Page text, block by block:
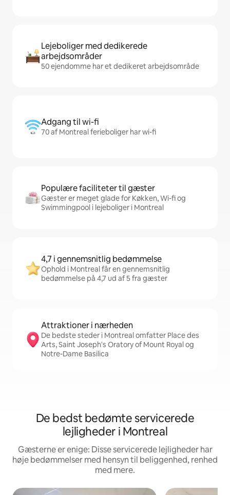
Lejeboliger med dedikerede
arbejdsområder
50 ejendomme har et dedikeret arbejdsområde
Adgang til wi-fi
70 af Montreal ferieboliger har wi-fi
Populære faciliteter til gæster
Gæster er meget glade for Køkken, Wi-fi og
Swimmingpool i lejeboliger i Montreal
4,7 i gennemsnitlig bedømmelse
Ophold i Montreal får en gennemsnitlig
bedømmelse på 4,7 ud af 5 fra gæster
Attraktioner i nærheden
De bedste steder i Montreal omfatter Place des
Arts, Saint Joseph's Oratory of Mount Royal og
Notre-Dame Basilica
De bedst bedømte servicerede
lejligheder i Montreal
Gæsterne er enige: Disse servicerede lejligheder har
høje bedømmelser med hensyn til beliggenhed, renhed
med mere.